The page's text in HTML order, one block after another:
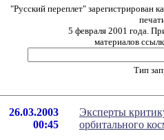
"Русский переплет" зарегистрирован
5 февраля 2001 года.
материалов
Тип
26.03.2003
00:45
Эксперты
орбитального